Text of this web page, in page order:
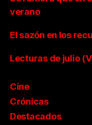
verano
El sazón en los
Lecturas de julio
Cine
Crónicas
Destacados